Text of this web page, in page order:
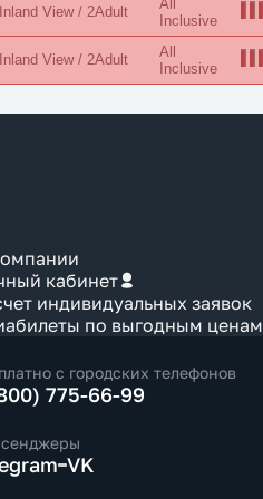
View / 2Adult
All
Inclusive
View / 2Adult
All
Inclusive
кабинет
индивидуальных заявок
по выгодным ценам
с городских телефонов
775-66-99
VK